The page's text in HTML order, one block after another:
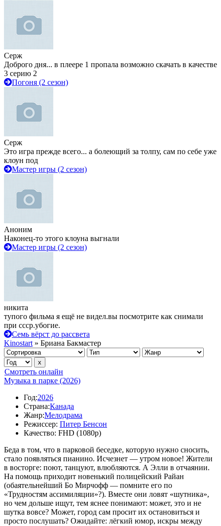
Серж
Доброго дня... в плеере 1 пропала возможно скачать в качестве
3 серию 2
Погоня (2 сезон)
Серж
Это игра прежде всего... а болеющий за толпу, сам по себе уже
клоун под
Мастер игры (2 сезон)
Аноним
Наконец-то этого клоуна выгнали
Мастер игры (2 сезон)
никита
тупого фильма я ещё не видел.вы посмотрите как снимали
при ссср.убогие.
Семь вёрст до рассвета
Kinostart » Бриана Бакмастер
Смотреть онлайн
Музыка в парке (2026)
Год:2026
Страна:Канада
Жанр:Мелодрама
Режиссер: Питер Бенсон
Качество: FHD (1080p)
Беда в том, что в парковой беседке, которую нужно сносить,
стало появляться пианино. Исчезнет — утром новое! Жители
в восторге: поют, танцуют, влюбляются. А Элли в отчаянии.
На помощь приходит новенький полицейский Райан
(обаятельнейший Бо Мирчофф — помните его по
«Трудностям ассимиляции»?). Вместе они ловят «шутника»,
но чем дольше ищут, тем яснее понимают: может, это и не
шутка вовсе? Может, город сам просит их остановиться и
просто послушать? Ожидайте: лёгкий юмор, искры между